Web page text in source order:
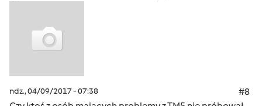
ndz., 04/09/2017 - 07:38
#8